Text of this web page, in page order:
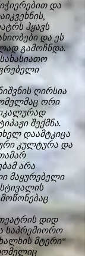
და
ჰყავს
და ეს
გამოჩნდა.
ღირსია
ორი
შექმნა.
დაამტკიცა
კულტურა და
არა
მაყურებელი
დიდ
საპრემიორო
მტერი“